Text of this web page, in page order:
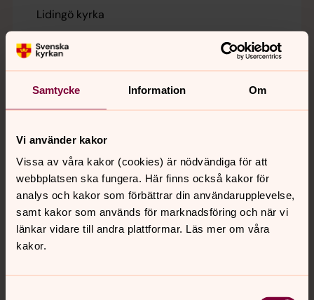
Samtycke Information Om
Vi använder kakor
Vissa av våra kakor (cookies) är nödvändiga för att
webbplatsen ska fungera. Här finns också kakor för
analys och kakor som förbättrar din användarupplevelse,
samt kakor som används för marknadsföring och när vi
länkar vidare till andra plattformar. Läs mer om våra
kakor.
Lidingö kyrka
Välkommen på kvällsmässa i Lidingö kyrka! Vi firar
en enkel gudstjänst med nattvard, stillhet och
gemenskap.
Sommarkonsert: Mandy & Andy
12 augusti 19.00
Lidingö kyrka
Flerfaldigt grammisvinnande jazzsångerskan
Amanda Ginsburg bildar radarpar med Andy Fites,
jazzveteran från New York. <b>Medverkande</b>
Amanda Ginsburg, sång Andy Fites, sång och gitarr
Det är fri entré och fri sittning, kom i god tid om du
Högmässa